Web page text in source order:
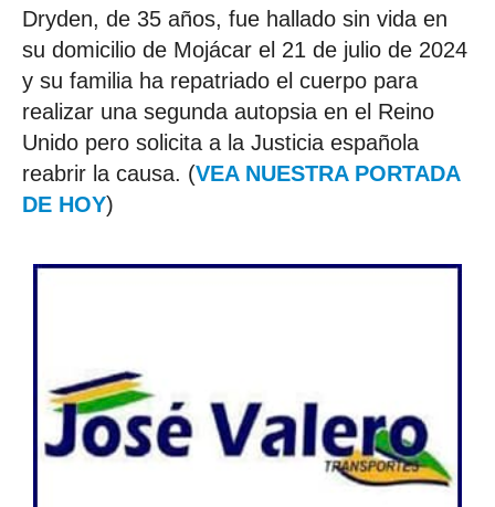
Dryden, de 35 años, fue hallado sin vida en
su domicilio de Mojácar el 21 de julio de 2024
y su familia ha repatriado el cuerpo para
realizar una segunda autopsia en el Reino
Unido pero solicita a la Justicia española
reabrir la causa. (VEA NUESTRA PORTADA
DE HOY)